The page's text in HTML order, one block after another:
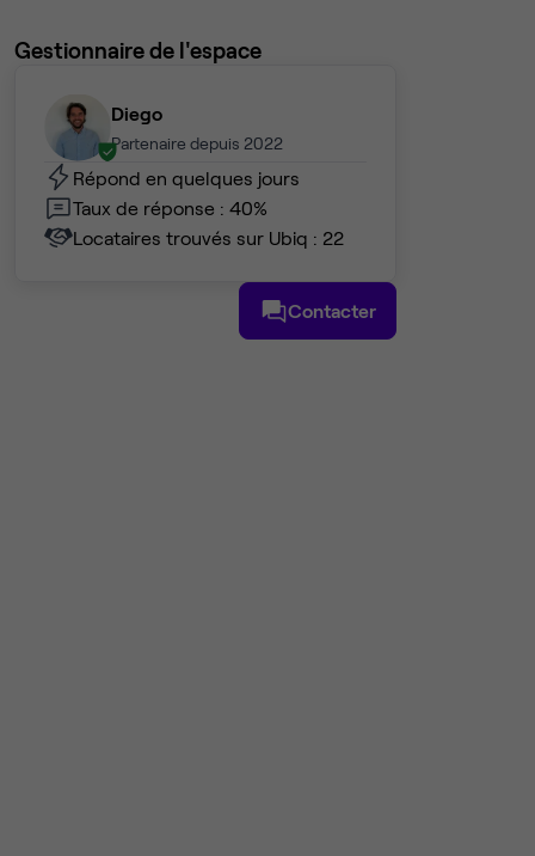
Gestionnaire de l'espace
Diego
Partenaire depuis 2022
Répond en quelques jours
Taux de réponse : 40%
Locataires trouvés sur Ubiq : 22
Contacter